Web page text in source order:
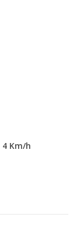
4 Km/h